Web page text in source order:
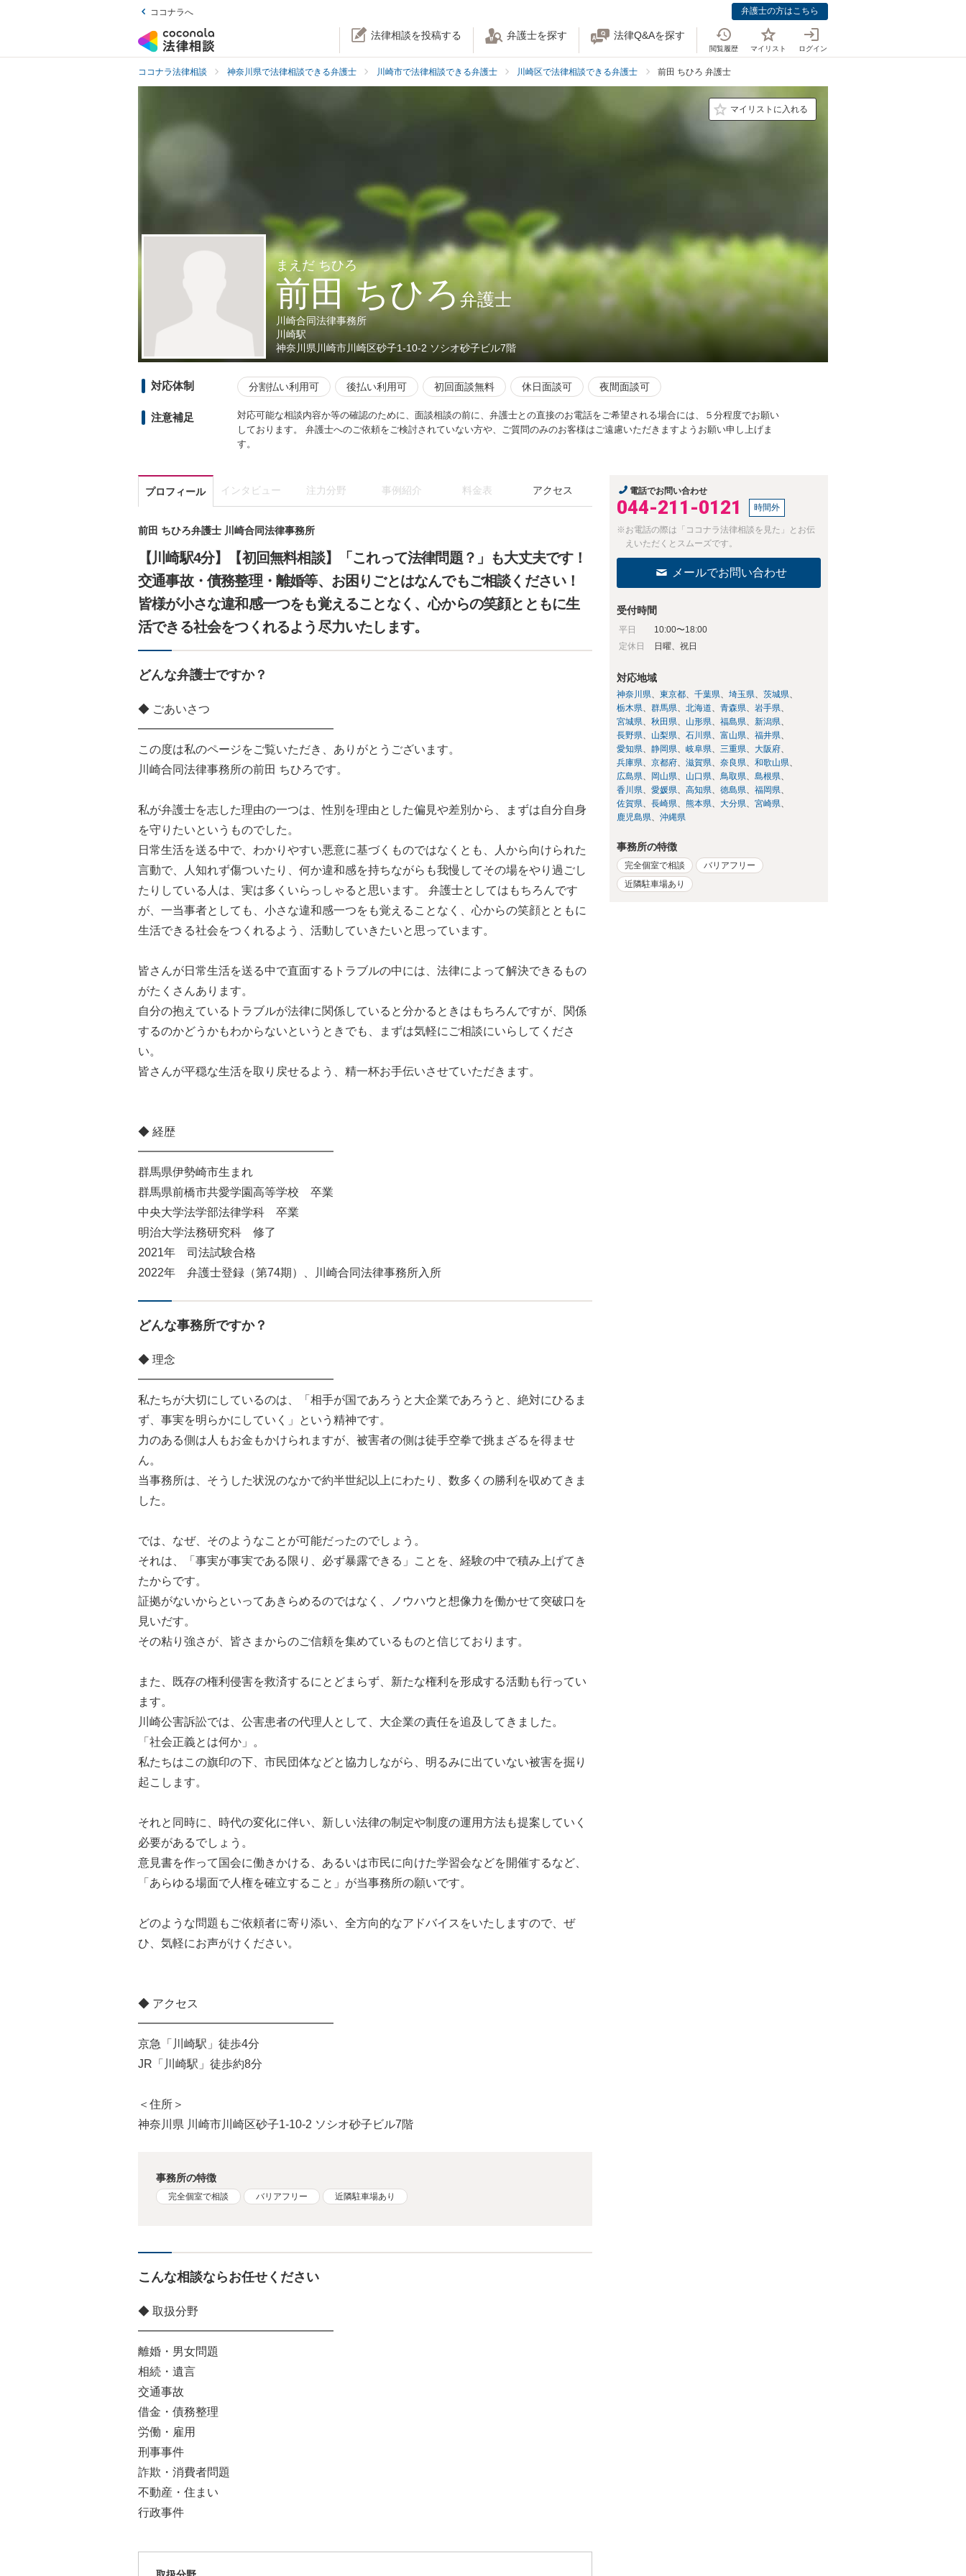
ココナラへ 弁護士の方はこちら
法律相談を投稿する 弁護士を探す 法律Q&Aを探す
閲覧履歴 マイリスト ログイン
ココナラ法律相談 神奈川県で法律相談できる弁護士 川崎市で法律相談できる弁護士 川崎区で法律相談できる弁護士 前田 ちひろ 弁護士
マイリストに入れる
まえだ ちひろ
前田 ちひろ弁護士
川崎合同法律事務所
川崎駅
神奈川県川崎市川崎区砂子1-10-2 ソシオ砂子ビル7階
対応体制 分割払い利用可 後払い利用可 初回面談無料 休日面談可 夜間面談可
注意補足
対応可能な相談内容か等の確認のために、面談相談の前に、弁護士との直接のお電話をご希望される場合には、５分程度でお願い
しております。 弁護士へのご依頼をご検討されていない方や、ご質問のみのお客様はご遠慮いただきますようお願い申し上げま
す。
プロフィール インタビュー 注力分野 事例紹介 料金表 アクセス
前田 ちひろ弁護士 川崎合同法律事務所
【川崎駅4分】【初回無料相談】「これって法律問題？」も大丈夫です！
交通事故・債務整理・離婚等、お困りごとはなんでもご相談ください！
皆様が小さな違和感一つをも覚えることなく、心からの笑顔とともに生
活できる社会をつくれるよう尽力いたします。
どんな弁護士ですか？
◆ ごあいさつ
━━━━━━━━━━━━━━━━━
この度は私のページをご覧いただき、ありがとうございます。
川崎合同法律事務所の前田 ちひろです。
私が弁護士を志した理由の一つは、性別を理由とした偏見や差別から、まずは自分自身
を守りたいというものでした。
日常生活を送る中で、わかりやすい悪意に基づくものではなくとも、人から向けられた
言動で、人知れず傷ついたり、何か違和感を持ちながらも我慢してその場をやり過ごし
たりしている人は、実は多くいらっしゃると思います。 弁護士としてはもちろんです
が、一当事者としても、小さな違和感一つをも覚えることなく、心からの笑顔とともに
生活できる社会をつくれるよう、活動していきたいと思っています。
皆さんが日常生活を送る中で直面するトラブルの中には、法律によって解決できるもの
がたくさんあります。
自分の抱えているトラブルが法律に関係していると分かるときはもちろんですが、関係
するのかどうかもわからないというときでも、まずは気軽にご相談にいらしてくださ
い。
皆さんが平穏な生活を取り戻せるよう、精一杯お手伝いさせていただきます。
◆ 経歴
━━━━━━━━━━━━━━━━━
群馬県伊勢崎市生まれ
群馬県前橋市共愛学園高等学校 卒業
中央大学法学部法律学科 卒業
明治大学法務研究科 修了
2021年 司法試験合格
2022年 弁護士登録（第74期）、川崎合同法律事務所入所
どんな事務所ですか？
◆ 理念
━━━━━━━━━━━━━━━━━
私たちが大切にしているのは、「相手が国であろうと大企業であろうと、絶対にひるま
ず、事実を明らかにしていく」という精神です。
力のある側は人もお金もかけられますが、被害者の側は徒手空拳で挑まざるを得ませ
ん。
当事務所は、そうした状況のなかで約半世紀以上にわたり、数多くの勝利を収めてきま
した。
では、なぜ、そのようなことが可能だったのでしょう。
それは、「事実が事実である限り、必ず暴露できる」ことを、経験の中で積み上げてき
たからです。
証拠がないからといってあきらめるのではなく、ノウハウと想像力を働かせて突破口を
見いだす。
その粘り強さが、皆さまからのご信頼を集めているものと信じております。
また、既存の権利侵害を救済するにとどまらず、新たな権利を形成する活動も行ってい
ます。
川崎公害訴訟では、公害患者の代理人として、大企業の責任を追及してきました。
「社会正義とは何か」。
私たちはこの旗印の下、市民団体などと協力しながら、明るみに出ていない被害を掘り
起こします。
それと同時に、時代の変化に伴い、新しい法律の制定や制度の運用方法も提案していく
必要があるでしょう。
意見書を作って国会に働きかける、あるいは市民に向けた学習会などを開催するなど、
「あらゆる場面で人権を確立すること」が当事務所の願いです。
どのような問題もご依頼者に寄り添い、全方向的なアドバイスをいたしますので、ぜ
ひ、気軽にお声がけください。
◆ アクセス
━━━━━━━━━━━━━━━━━
京急「川崎駅」徒歩4分
JR「川崎駅」徒歩約8分
＜住所＞
神奈川県 川崎市川崎区砂子1-10-2 ソシオ砂子ビル7階
事務所の特徴
完全個室で相談 バリアフリー 近隣駐車場あり
こんな相談ならお任せください
◆ 取扱分野
━━━━━━━━━━━━━━━━━
離婚・男女問題
相続・遺言
交通事故
借金・債務整理
労働・雇用
刑事事件
詐欺・消費者問題
不動産・住まい
行政事件
電話でお問い合わせ
044-211-0121 時間外
※お電話の際は「ココナラ法律相談を見た」とお伝
えいただくとスムーズです。
メールでお問い合わせ
受付時間
平日
10:00〜18:00
定休日
日曜、祝日
対応地域
神奈川県 東京都 千葉県 埼玉県
茨城県
栃木県
群馬県 北海道 青森県
岩手県
宮城県
秋田県 山形県 福島県
新潟県
長野県
山梨県 石川県 富山県
福井県
愛知県
静岡県 岐阜県 三重県
大阪府
兵庫県
京都府 滋賀県 奈良県
和歌山県
広島県
岡山県 山口県 鳥取県
島根県
香川県
愛媛県 高知県 徳島県
福岡県
佐賀県
長崎県 熊本県 大分県
宮崎県
鹿児島県
沖縄県
事務所の特徴
完全個室で相談
バリアフリー
近隣駐車場あり